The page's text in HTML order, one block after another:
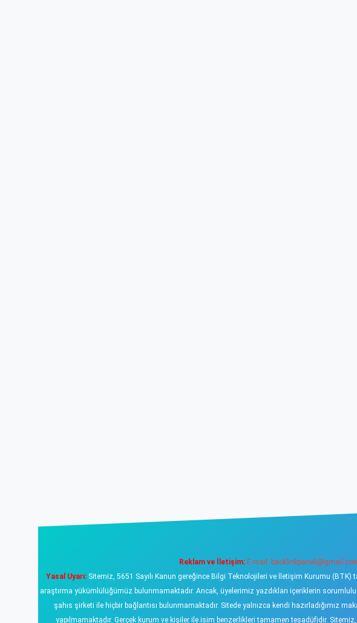
Reklam ve İletişim: E-mail:
Yasal Uyarı:Sitemiz, 5651 Sayılı Kanun gereğince Bilgi Teknolojileri ve İletişim Kurumu (BTK)
araştırma yükümlülüğümüz bulunmamaktadır. Ancak, üyelerimiz yazdıkları içeriklerin
şahıs şirketi ile hiçbir bağlantısı bulunmamaktadır. Sitede yalnızca kendi hazırladığımız
yapılmamaktadır. Gerçek kurum ve kişiler ile isim benzerlikleri tamamen tesadüfidir.